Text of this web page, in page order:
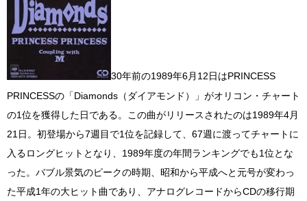
30年前の1989年6月12日はPRINCESS
PRINCESSの「Diamonds（ダイアモンド）」がオリコン・チャート
の1位を獲得した日である。この曲がリリースされたのは1989年4月
21日。初登場から7週目で1位を記録して、67週に渡ってチャートに
入るロングヒットとなり、1989年度の年間ランキングでも1位とな
った。バブル景気のピークの時期、昭和から平成へと元号が変わっ
た平成1年の大ヒット曲であり、アナログレコードからCDの移行期